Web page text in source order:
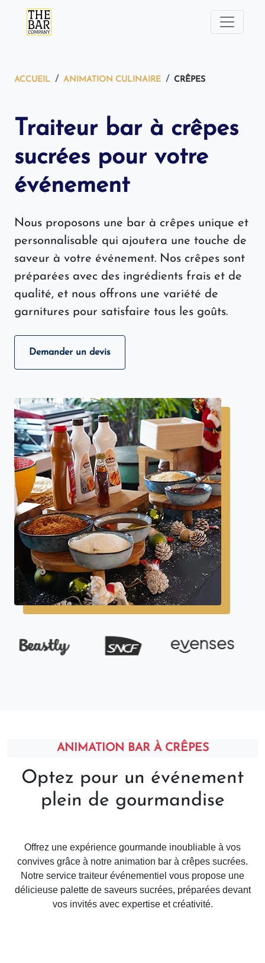
ACCUEIL ANIMATION CULINAIRE CRÊPES
Traiteur bar à crêpes
sucrées pour votre
événement
Nous proposons une bar à crêpes unique et
personnalisable qui ajoutera une touche de
saveur à votre événement. Nos crêpes sont
préparées avec des ingrédients frais et de
qualité, et nous offrons une variété de
garnitures pour satisfaire tous les goûts.
Demander un devis
ANIMATION BAR À CRÊPES
Optez pour un événement
plein de gourmandise
Offrez une expérience gourmande inoubliable à vos
convives grâce à notre animation bar à crêpes sucrées.
Notre service traiteur événementiel vous propose une
délicieuse palette de saveurs sucrées, préparées devant
vos invités avec expertise et créativité.